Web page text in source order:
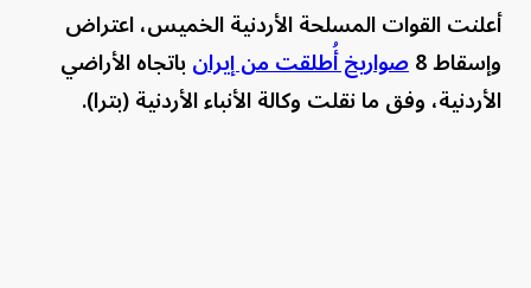
أعلنت القوات المسلحة الأردنية الخميس، اعتراض
وإسقاط 8 صواريخ أُطلقت من إيرانباتجاه الأراضي
الأردنية، وفق ما نقلت وكالة الأنباء الأردنية (بترا).